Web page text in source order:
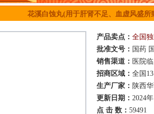
花溪白蚀丸(用于肝肾不足、血虚风盛所
产品卖点： 全国
批准文号： 国药
销售渠道： 医院
招商区域： 全国
生产厂家： 陕西
更新日期： 2024
点 击 数： 59491